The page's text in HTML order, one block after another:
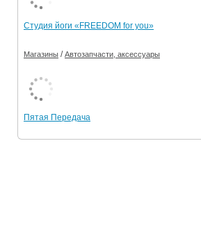
Студия йоги «FREEDOM for you»
Магазины /Автозапчасти, аксессуары
Пятая Передача